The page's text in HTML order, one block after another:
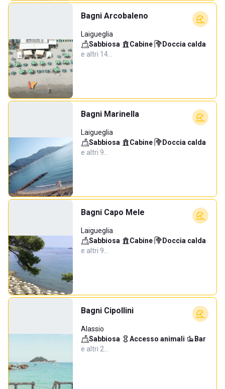
Bagni Arcobaleno
Laigueglia
Sabbiosa· Cabine· Doccia calda·
e altri 14…
Bagni Marinella
Laigueglia
Sabbiosa· Cabine· Doccia calda·
e altri 9…
Bagni Capo Mele
Laigueglia
Sabbiosa· Cabine· Doccia calda·
e altri 9…
Bagni Cipollini
Alassio
Sabbiosa· Accesso animali· Bar·
e altri 2…